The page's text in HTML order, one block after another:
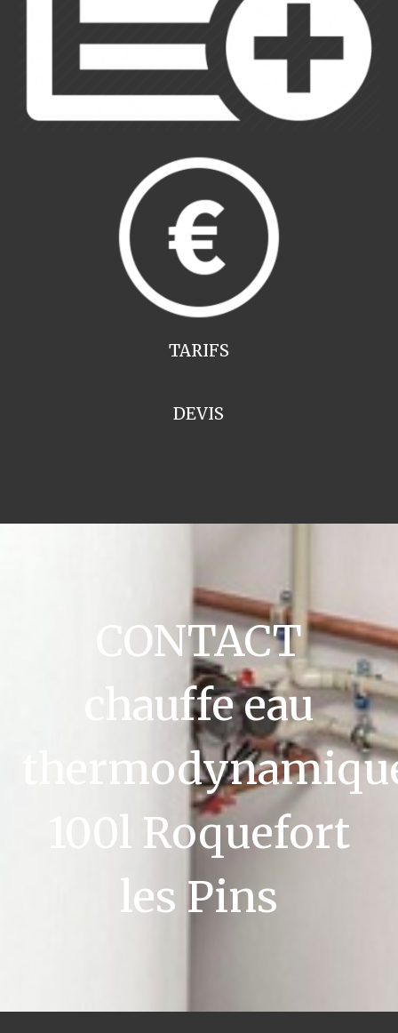
TARIFS
DEVIS
CONTACT
chauffe eau
100l Roquefort
les Pins